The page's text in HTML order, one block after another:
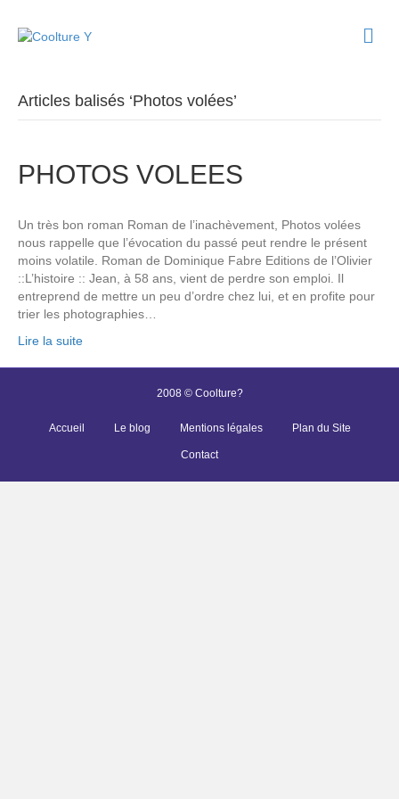
Articles balisés ‘Photos volées’
PHOTOS VOLEES
Un très bon roman Roman de l’inachèvement, Photos volées
nous rappelle que l’évocation du passé peut rendre le présent
moins volatile. Roman de Dominique Fabre Editions de l’Olivier
::L’histoire :: Jean, à 58 ans, vient de perdre son emploi. Il
entreprend de mettre un peu d’ordre chez lui, et en profite pour
trier les photographies…
Lire la suite
2008 © Coolture?
Accueil Le blog Mentions légales Plan du Site
Contact